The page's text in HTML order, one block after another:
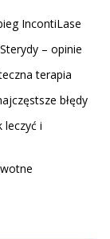
IncontiLase
– opinie
terapia
błędy
leczyć i